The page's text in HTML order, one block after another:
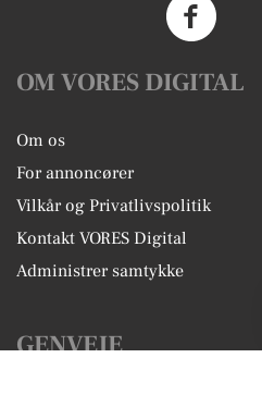
OM VORES DIGITAL
Om os
For annoncører
Vilkår og Privatlivspolitik
Kontakt VORES Digital
Administrer samtykke
GENVEJE